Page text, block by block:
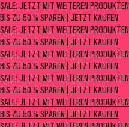
SALE: JETZT MIT WEITEREN PRODUKTEN
BIS ZU 50 % SPAREN | JETZT KAUFEN
SALE: JETZT MIT WEITEREN PRODUKTEN
BIS ZU 50 % SPAREN | JETZT KAUFEN
SALE: JETZT MIT WEITEREN PRODUKTEN
BIS ZU 50 % SPAREN | JETZT KAUFEN
SALE: JETZT MIT WEITEREN PRODUKTEN
BIS ZU 50 % SPAREN | JETZT KAUFEN
SALE: JETZT MIT WEITEREN PRODUKTEN
BIS ZU 50 % SPAREN | JETZT KAUFEN